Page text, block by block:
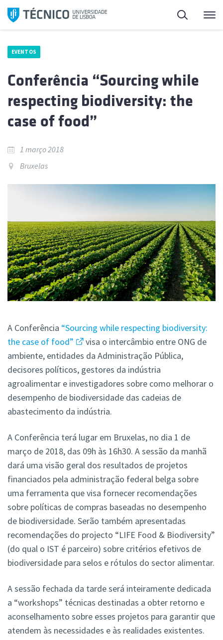
Saltar
para
Pesquisa
EVENTOS
Conferência “Sourcing while
respecting biodiversity: the
case of food”
1 março 2018
Bruxelas
A Conferência “Sourcing while respecting biodiversity:
the case of food”
visa o intercâmbio entre ONG de
ambiente, entidades da Administração Pública,
decisores políticos, gestores da indústria
agroalimentar e investigadores sobre como melhorar o
desempenho de biodiversidade das cadeias de
abastecimento da indústria.
A Conferência terá lugar em Bruxelas, no dia 1 de
março de 2018, das 09h às 16h30. A sessão da manhã
dará uma visão geral dos resultados de projetos
financiados pela administração federal belga sobre
uma ferramenta que visa fornecer recomendações
sobre políticas de compras baseadas no desempenho
de biodiversidade. Serão também apresentadas
recomendações do projecto “LIFE Food & Biodiversity”
(do qual o IST é parceiro) sobre critérios efetivos de
biodiversidade para selos e rótulos do sector alimentar.
A sessão fechada da tarde será inteiramente dedicada
a “workshops” técnicas destinadas a obter retorno e
aconselhamento sobre esses projetos para garantir que
atendem às necessidades e às realidades existentes.